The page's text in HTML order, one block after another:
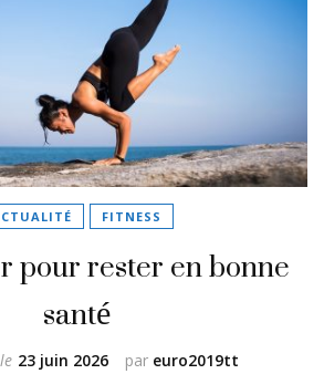
FITNESS
pour rester en bonne
santé
par euro2019tt
23 juin 2026